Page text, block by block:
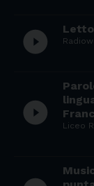
play_circle_filled
play_circle_filled Liceo